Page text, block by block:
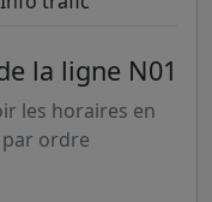
la ligne N01
les horaires en
ordre